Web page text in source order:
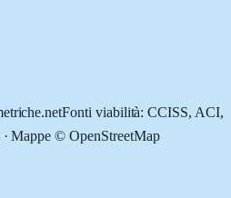
Fonti viabilità: CCISS, ACI,
Mappe © OpenStreetMap